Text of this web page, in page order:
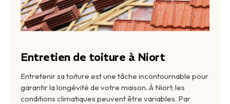
Entretien de toiture à Niort
Entretenir sa toiture est une tâche incontournable pour
garantir la longévité de votre maison. À Niort, les
conditions climatiques peuvent être variables. Par